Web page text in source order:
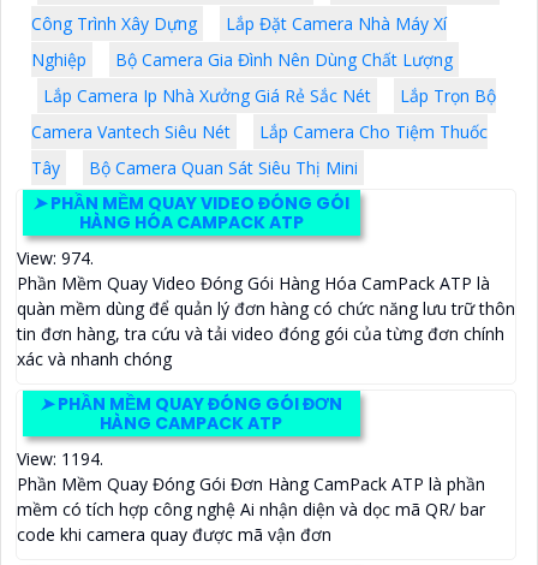
Công Trình Xây Dựng
Lắp Đặt Camera Nhà Máy Xí
Nghiệp
Bộ Camera Gia Đình Nên Dùng Chất Lượng
Lắp Camera Ip Nhà Xưởng Giá Rẻ Sắc Nét
Lắp Trọn Bộ
Camera Vantech Siêu Nét
Lắp Camera Cho Tiệm Thuốc
Tây
Bộ Camera Quan Sát Siêu Thị Mini
➤PHẦN MỀM QUAY VIDEO ĐÓNG GÓI
HÀNG HÓA CAMPACK ATP
View: 974.
Phần Mềm Quay Video Đóng Gói Hàng Hóa CamPack ATP là
quàn mềm dùng để quản lý đơn hàng có chức năng lưu trữ thôn
tin đơn hàng, tra cứu và tải video đóng gói của từng đơn chính
xác và nhanh chóng
➤PHẦN MỀM QUAY ĐÓNG GÓI ĐƠN
HÀNG CAMPACK ATP
View: 1194.
Phần Mềm Quay Đóng Gói Đơn Hàng CamPack ATP là phần
mềm có tích hợp công nghệ Ai nhận diện và dọc mã QR/ bar
code khi camera quay được mã vận đơn